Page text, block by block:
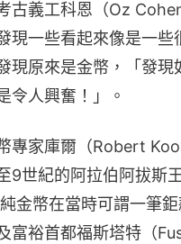
古義工科恩（Oz
現一些看起來像是一些
現原來是金幣，「發現
令人興奮！」。
專家庫爾（Robert
9世紀的阿拉伯阿拔斯
金幣在當時可謂一筆
富裕首都福斯塔特（